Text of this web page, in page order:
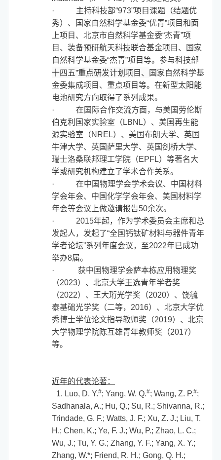
·
主持科技部“973”项目课题（结题优
秀）、国家自然科学基金委“优青”项目和面
上项目、北京市自然科学基金委“杰青”项
目、装备预研航天科技联合基金项目、
国家
自然科学基金委“杰青”项目等。参与科技部
十四五”重点研发计划项目、
国家自然科学基
金委集成项目、重点项目等。在新型太阳能
电池研究方向取得了系列成果。
·
在国际合作交流方面，与美国劳伦斯
伯克利国家实验室（ LBNL）、美国再生能
源实验室（NREL）、美国布朗大学、英国
牛津大学、英国萨里大学、英国剑桥大学、
瑞士洛桑联邦理工学院（EPFL）等著名大
学或研究机构建立了学术合作关系。
·
在中国物理学会学术会议、中国材料
学会年会、中国化学学会年会、美国材料学
年会等会议上做邀请报告50余次。
·
2015年起，作为学术委员会主席和总
发起人，发起了“全国钙钛矿材料与器件青年
学者论坛”系列年度会议，至2022年已成功
举办8届。
·
获中国物理学会萨本栋应用物理奖
（2023）、北京大学王选青年学者奖
（2022）、王大珩光学奖（2020）、饶毓
泰基础光学奖（二等，2016）、北京大学优
秀博士学位论文指导教师奖（2019）、北京
大学物理学院陈互雄青年教师奖（2017）
等。
近年的代表论著：
1. Luo, D. Y.#; Yang, W. Q.#; Wang, Z. P.#;
Sadhanala, A.; Hu, Q.; Su, R.; Shivanna, R.;
Trindade, G. F.; Watts, J. F.; Xu, Z. J.; Liu, T.
H.; Chen, K.; Ye, F. J.; Wu, P.; Zhao, L. C.;
Wu, J.; Tu, Y. G.; Zhang, Y. F.; Yang, X. Y.;
Zhang, W.*; Friend, R. H.; Gong, Q. H.;